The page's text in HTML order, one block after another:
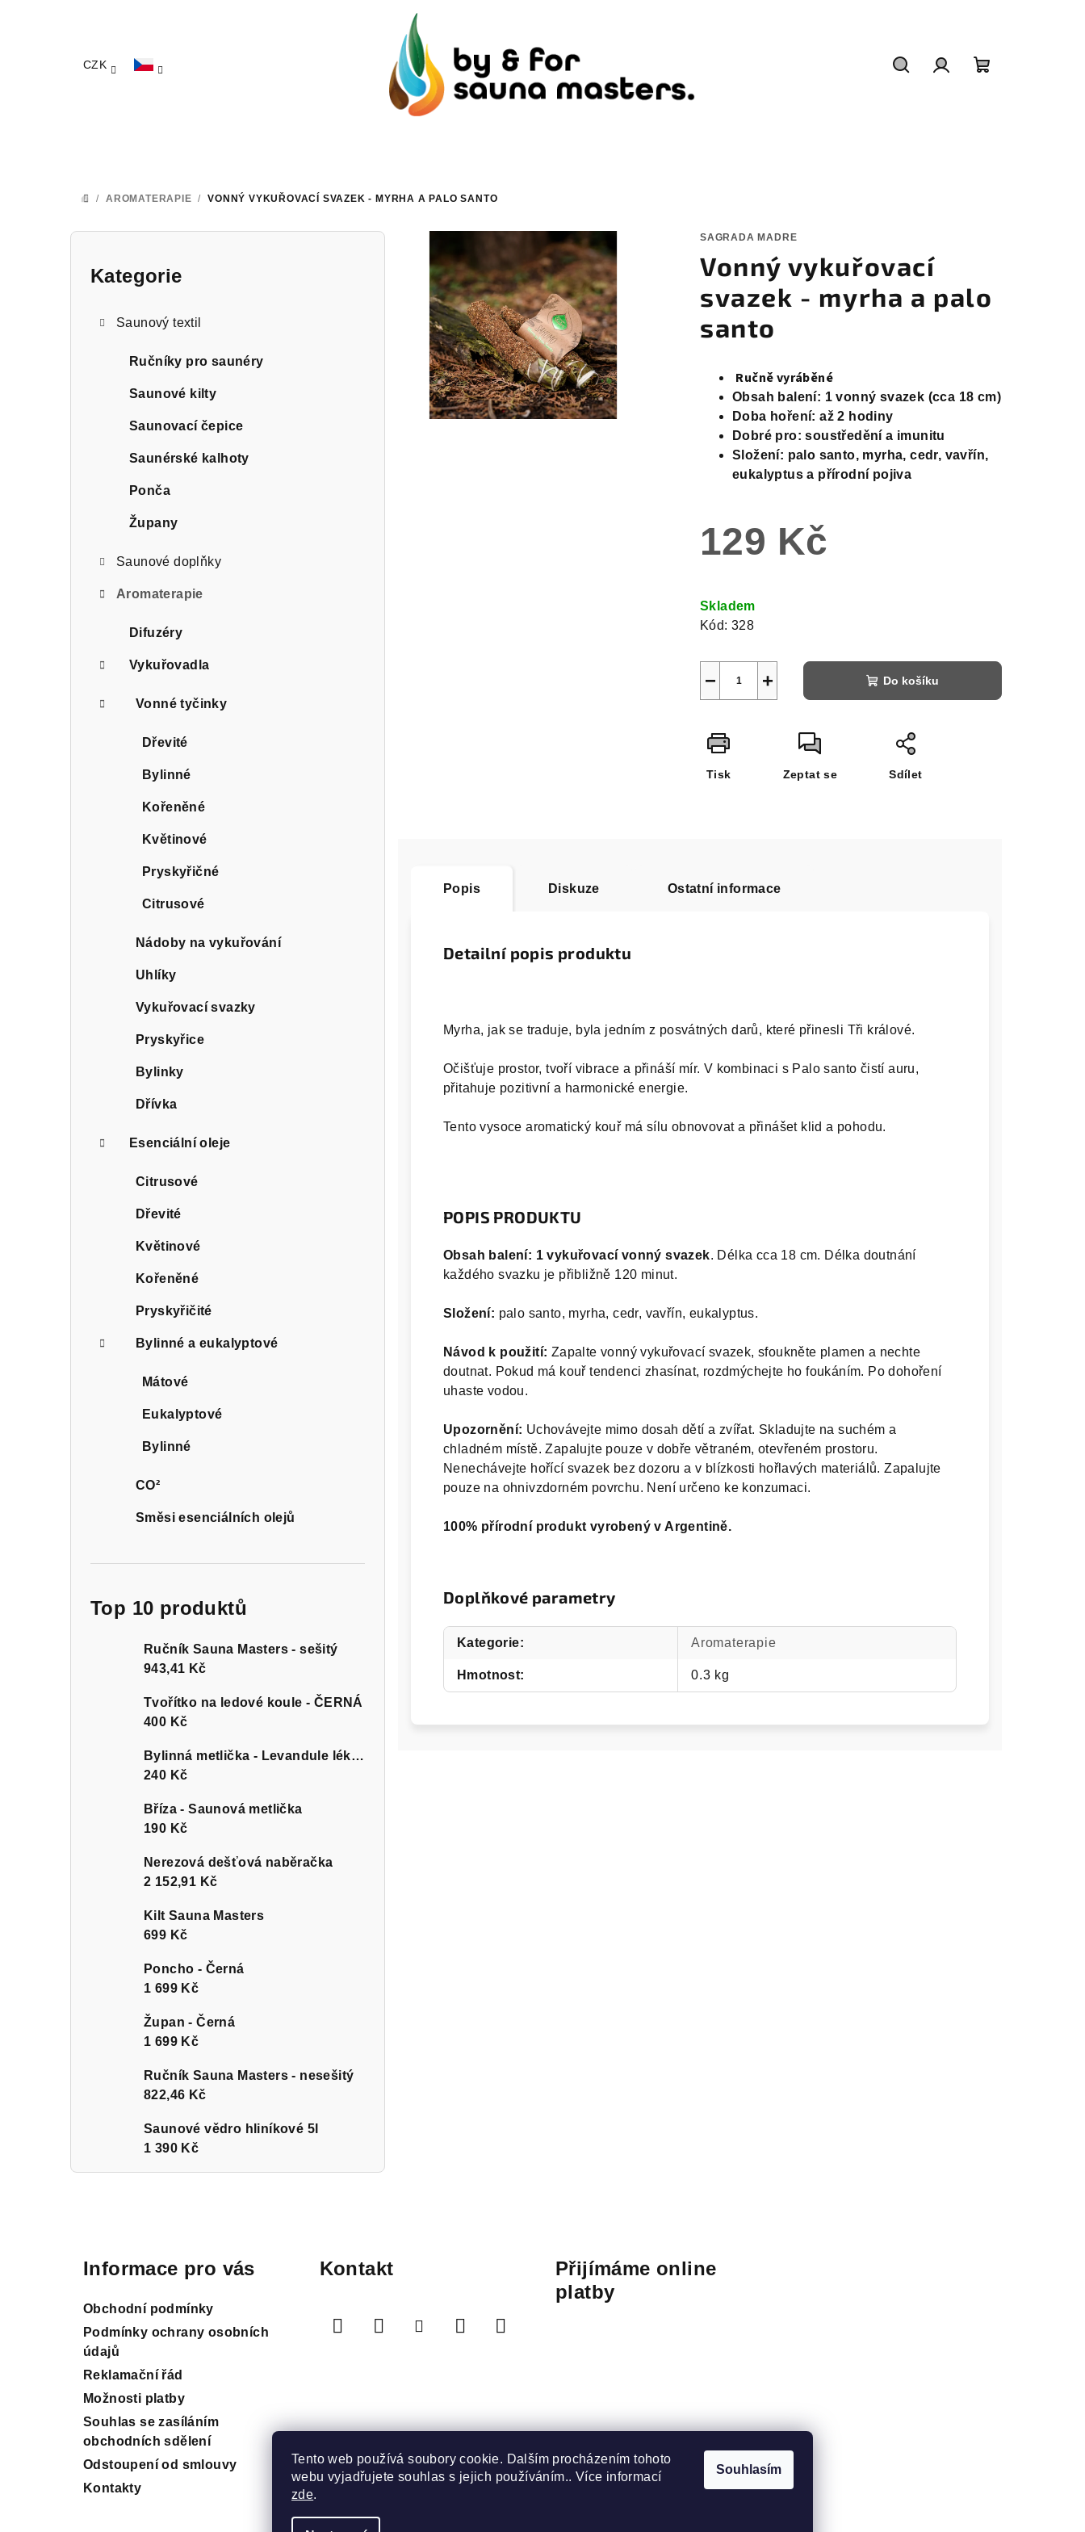
Tento web používá soubory cookie. Dalším procházením tohoto
webu vyjadřujete souhlas s jejich používáním.. Více informací
zde.
Souhlasím
CZK
DOMŮ
/ AROMATERAPIE / VONNÝ VYKUŘOVACÍ SVAZEK - MYRHA A PALO SANTO
Přeskočit
Kategorie
Saunový textil
Ručníky pro saunéry
Saunové kilty
Saunovací čepice
Saunérské kalhoty
Ponča
Župany
Saunové doplňky
Aromaterapie
Difuzéry
Vykuřovadla
Vonné tyčinky
Dřevité
Bylinné
Kořeněné
Květinové
Pryskyřičné
Citrusové
Nádoby na vykuřování
Uhlíky
Vykuřovací svazky
Pryskyřice
Bylinky
Dřívka
Esenciální oleje
Citrusové
Dřevité
Květinové
Kořeněné
Pryskyřičité
Bylinné a eukalyptové
Mátové
Eukalyptové
Bylinné
CO²
Směsi esenciálních olejů
Top 10 produktů
Ručník Sauna Masters - sešitý
943,41 Kč
Tvořítko na ledové koule - ČERNÁ
400 Kč
Bylinná metlička - Levandule lékařská
240 Kč
Bříza - Saunová metlička
190 Kč
Nerezová dešťová naběračka
2 152,91 Kč
Kilt Sauna Masters
699 Kč
Poncho - Černá
1 699 Kč
Župan - Černá
1 699 Kč
Ručník Sauna Masters - nesešitý
822,46 Kč
Saunové vědro hliníkové 5l
1 390 Kč
SAGRADA MADRE
Vonný vykuřovací
svazek - myrha a palo
santo
Ručně vyráběné
Obsah balení: 1 vonný svazek (cca 18 cm)
Doba hoření: až 2 hodiny
Dobré pro: soustředění a imunitu
Složení: palo santo, myrha, cedr, vavřín,
eukalyptus a přírodní pojiva
129 Kč
cena:
Skladem
Kód: 328
+
− Do košíku
Tisk Zeptat se Sdílet
Popis Diskuze Ostatní informace
Detailní popis produktu
Myrha, jak se traduje, byla jedním z posvátných darů, které přinesli Tři králové.
Očišťuje prostor, tvoří vibrace a přináší mír. V kombinaci s Palo santo čistí auru,
přitahuje pozitivní a harmonické energie.
Tento vysoce aromatický kouř má sílu obnovovat a přinášet klid a pohodu.
POPIS PRODUKTU
Obsah balení: 1 vykuřovací vonný svazek. Délka cca 18 cm. Délka doutnání
každého svazku je přibližně 120 minut.
Složení: palo santo, myrha, cedr, vavřín, eukalyptus.
Návod k použití: Zapalte vonný vykuřovací svazek, sfoukněte plamen a nechte
doutnat. Pokud má kouř tendenci zhasínat, rozdmýchejte ho foukáním. Po dohoření
uhaste vodou.
Upozornění: Uchovávejte mimo dosah dětí a zvířat. Skladujte na suchém a
chladném místě. Zapalujte pouze v dobře větraném, otevřeném prostoru.
Nenechávejte hořící svazek bez dozoru a v blízkosti hořlavých materiálů. Zapalujte
pouze na ohnivzdorném povrchu. Není určeno ke konzumaci.
100% přírodní produkt vyrobený v Argentině.
Doplňkové parametry
Kategorie: Aromaterapie
Hmotnost: 0.3 kg
Informace pro vás
Obchodní podmínky
Podmínky ochrany osobních
údajů
Reklamační řád
Možnosti platby
Souhlas se zasíláním
obchodních sdělení
Odstoupení od smlouvy
Kontakty
Kontakt
Přijímáme online
platby